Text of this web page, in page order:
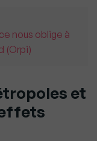
nous oblige à
(Orpi)
et